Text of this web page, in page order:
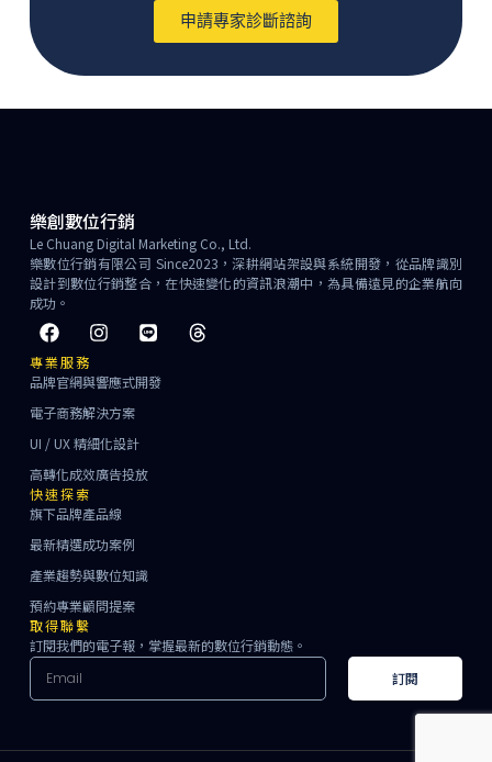
申請專家診斷諮詢
樂創數位行銷
Le Chuang Digital Marketing Co., Ltd.
樂數位行銷有限公司 Since2023，深耕網站架設與系統開發，從品牌識別
設計到數位行銷整合，在快速變化的資訊浪潮中，為具備遠見的企業航向
成功。
專業服務
品牌官網與響應式開發
電子商務解決方案
UI / UX 精細化設計
高轉化成效廣告投放
快速探索
旗下品牌產品線
最新精選成功案例
產業趨勢與數位知識
預約專業顧問提案
取得聯繫
訂閱我們的電子報，掌握最新的數位行銷動態。
訂閱